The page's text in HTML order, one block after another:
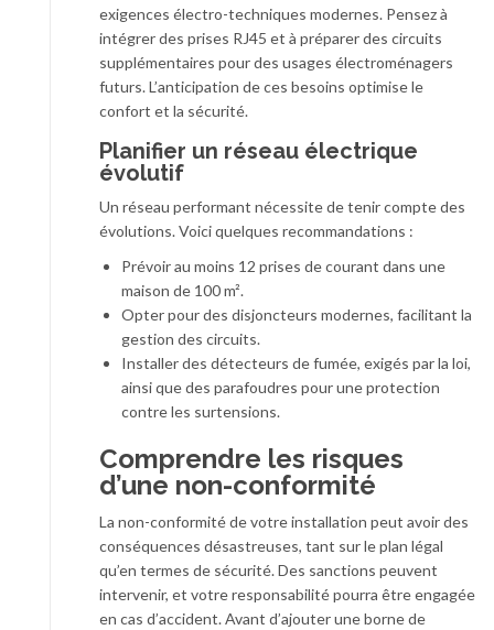
exigences électro-techniques modernes. Pensez à
intégrer des prises RJ45 et à préparer des circuits
supplémentaires pour des usages électroménagers
futurs. L’anticipation de ces besoins optimise le
confort et la sécurité.
Planifier un réseau électrique
évolutif
Un réseau performant nécessite de tenir compte des
évolutions. Voici quelques recommandations :
Prévoir au moins 12 prises de courant dans une
maison de 100 m².
Opter pour des disjoncteurs modernes, facilitant la
gestion des circuits.
Installer des détecteurs de fumée, exigés par la loi,
ainsi que des parafoudres pour une protection
contre les surtensions.
Comprendre les risques
d’une non-conformité
La non-conformité de votre installation peut avoir des
conséquences désastreuses, tant sur le plan légal
qu’en termes de sécurité. Des sanctions peuvent
intervenir, et votre responsabilité pourra être engagée
en cas d’accident. Avant d’ajouter une borne de